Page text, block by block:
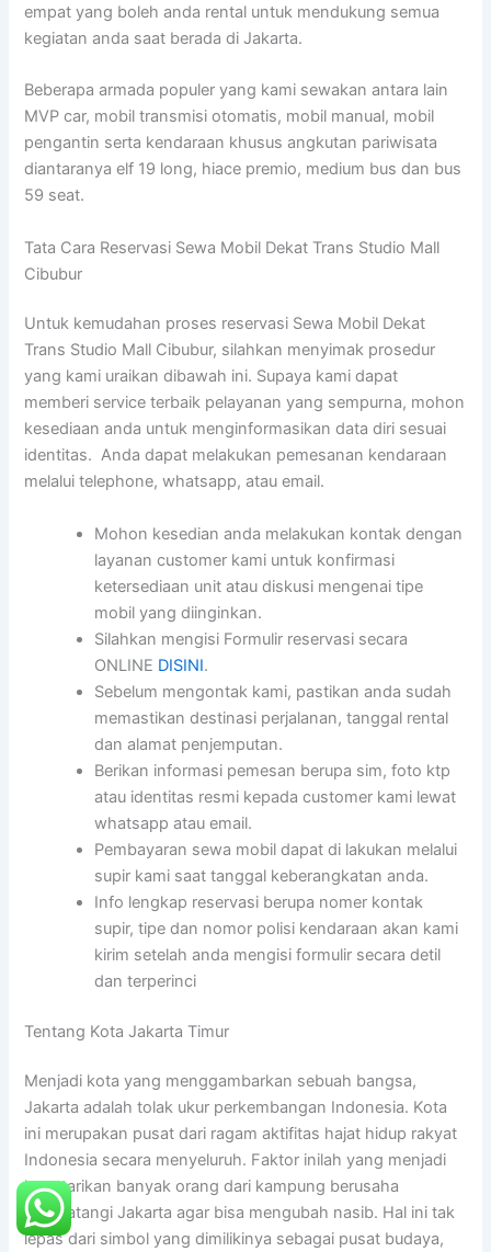
empat yang boleh anda rental untuk mendukung semua
kegiatan anda saat berada di Jakarta.
Beberapa armada populer yang kami sewakan antara lain
MVP car, mobil transmisi otomatis, mobil manual, mobil
pengantin serta kendaraan khusus angkutan pariwisata
diantaranya elf 19 long, hiace premio, medium bus dan bus
59 seat.
Tata Cara Reservasi Sewa Mobil Dekat Trans Studio Mall
Cibubur
Untuk kemudahan proses reservasi Sewa Mobil Dekat
Trans Studio Mall Cibubur, silahkan menyimak prosedur
yang kami uraikan dibawah ini. Supaya kami dapat
memberi service terbaik pelayanan yang sempurna, mohon
kesediaan anda untuk menginformasikan data diri sesuai
identitas. Anda dapat melakukan pemesanan kendaraan
melalui telephone, whatsapp, atau email.
Mohon kesedian anda melakukan kontak dengan
layanan customer kami untuk konfirmasi
ketersediaan unit atau diskusi mengenai tipe
mobil yang diinginkan.
Silahkan mengisi Formulir reservasi secara
ONLINE DISINI.
Sebelum mengontak kami, pastikan anda sudah
memastikan destinasi perjalanan, tanggal rental
dan alamat penjemputan.
Berikan informasi pemesan berupa sim, foto ktp
atau identitas resmi kepada customer kami lewat
whatsapp atau email.
Pembayaran sewa mobil dapat di lakukan melalui
supir kami saat tanggal keberangkatan anda.
Info lengkap reservasi berupa nomer kontak
supir, tipe dan nomor polisi kendaraan akan kami
kirim setelah anda mengisi formulir secara detil
dan terperinci
Tentang Kota Jakarta Timur
Menjadi kota yang menggambarkan sebuah bangsa,
Jakarta adalah tolak ukur perkembangan Indonesia. Kota
ini merupakan pusat dari ragam aktifitas hajat hidup rakyat
Indonesia secara menyeluruh. Faktor inilah yang menjadi
ketertarikan banyak orang dari kampung berusaha
mendatangi Jakarta agar bisa mengubah nasib. Hal ini tak
lepas dari simbol yang dimilikinya sebagai pusat budaya,